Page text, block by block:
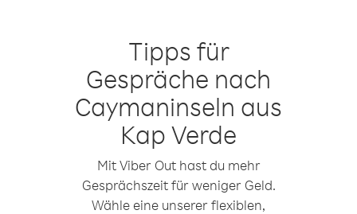
Tipps für
Gespräche nach
Caymaninseln aus
Kap Verde
Mit Viber Out hast du mehr
Gesprächszeit für weniger Geld.
Wähle eine unserer flexiblen,